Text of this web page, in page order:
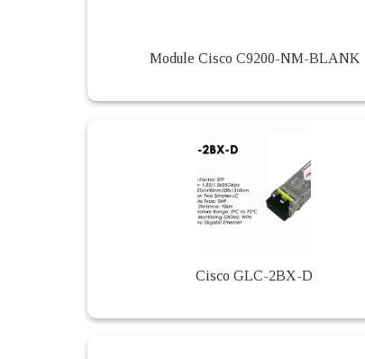
Module Cisco C9200-NM-BLANK
Cisco GLC-2BX-D